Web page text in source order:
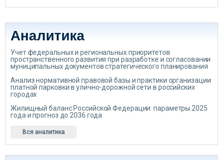
Аналитика
Учет федеральных и региональных приоритетов
пространственного развития при разработке и согласовании
муниципальных документов стратегического планирования
Анализ нормативной правовой базы и практики организации
платной парковки в улично-дорожной сети в российских
городах
Жилищный баланс Российской Федерации: параметры 2025
года и прогноз до 2036 года
Вся аналитика